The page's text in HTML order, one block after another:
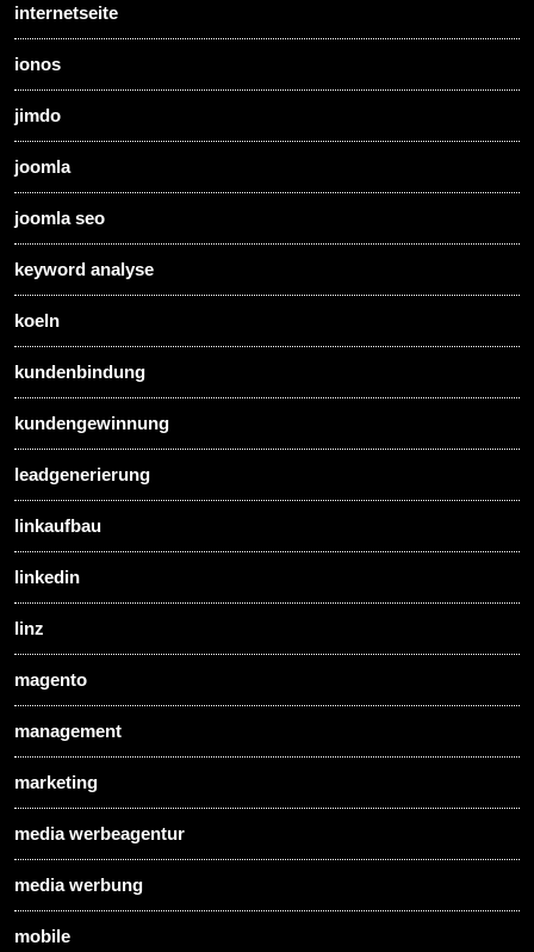
internetseite
ionos
jimdo
joomla
joomla seo
keyword analyse
koeln
kundenbindung
kundengewinnung
leadgenerierung
linkaufbau
linkedin
linz
magento
management
marketing
media werbeagentur
media werbung
mobile